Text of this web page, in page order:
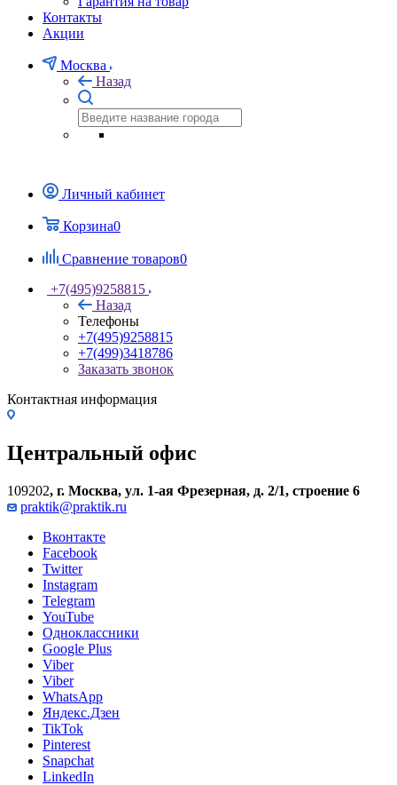
Контакты
Акции
Москва
Назад
Личный кабинет
Корзина0
Сравнение товаров0
+7(495)9258815
Назад
Телефоны
+7(495)9258815
+7(499)3418786
Заказать звонок
Контактная информация
Центральный офис
109202, г. Москва, ул. 1-ая Фрезерная, д. 2/1, строение 6
praktik@praktik.ru
Вконтакте
Facebook
Twitter
Instagram
Telegram
YouTube
Одноклассники
Google Plus
Viber
Viber
WhatsApp
Яндекс.Дзен
TikTok
Pinterest
Snapchat
LinkedIn